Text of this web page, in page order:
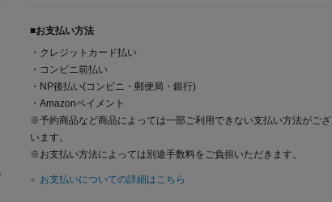
■お支払い方法
・クレジットカード払い
・コンビニ前払い
・NP後払い(コンビニ・郵便局・銀行)
・Amazonペイメント
※予約商品など商品によっては一部ご利用できない支払い方法がござ
います。
※お支払い方法によっては別途手数料をご負担いただきます。
お支払いについての詳細はこちら